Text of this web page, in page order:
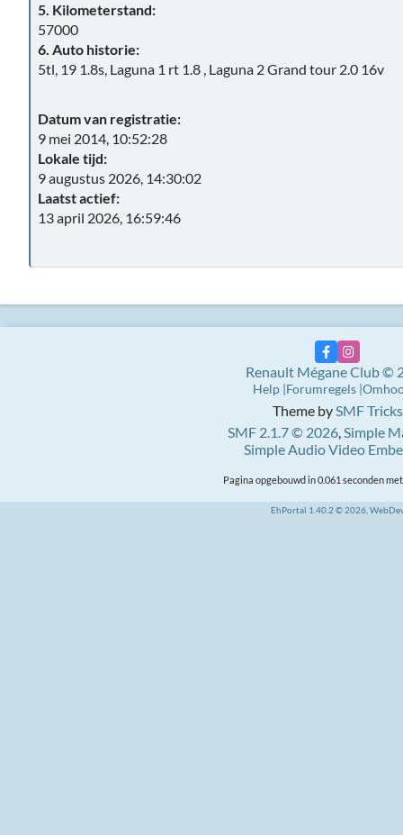
5. Kilometerstand:
57000
6. Auto historie:
5tl, 19 1.8s, Laguna 1 rt 1.8 , Laguna 2 Grand tour 2.0 16v
Datum van registratie:
9 mei 2014, 10:52:28
Lokale tijd:
9 augustus 2026, 14:30:02
Laatst actief:
13 april 2026, 16:59:46
Theme bySMF Tricks
SMF 2.1.7 © 2026,Simple
Simple Audio Video
Renault Mégane Club ©
Help Forumregels
Pagina opgebouwd in 0.061 seconden
EhPortal 1.40.2 © 2026,